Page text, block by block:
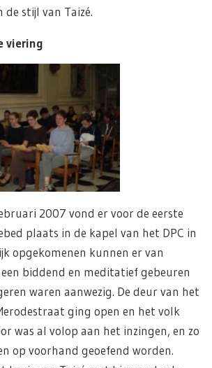
de stijl van Taizé.
viering
2007 vond er voor de eerste
plaats in de kapel van het DPC in
opgekomenen kunnen er van
biddend en meditatief gebeuren
waren aanwezig. De deur van het
ging open en het volk
was al volop aan het inzingen, en zo
op voorhand geoefend worden.